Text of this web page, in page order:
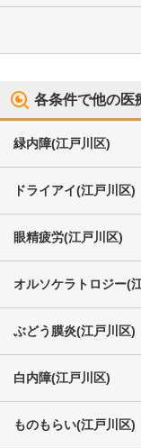
各条件で他の医
緑内障(江戸川区)
ドライアイ(江戸川区)
眼精疲労(江戸川区)
オルソケラトロジー(
ぶどう膜炎(江戸川区)
白内障(江戸川区)
ものもらい(江戸川区)